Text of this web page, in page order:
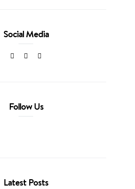
Social Media
Follow Us
Latest Posts